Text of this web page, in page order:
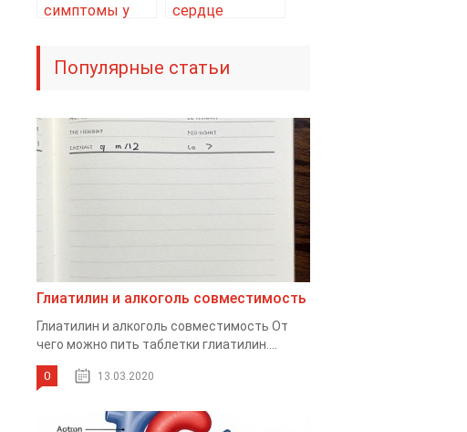
симптомы у
сердце
Популярные статьи
Глиатилин и алкоголь совместимость
Глиатилин и алкоголь совместимость От
чего можно пить таблетки глиатилин....
0 13.03.2020